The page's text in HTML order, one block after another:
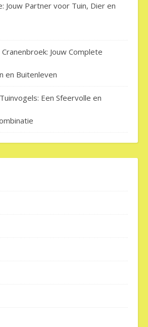
Jouw Partner voor Tuin, Dier en
Jouw Complete
en Buitenleven
Een Sfeervolle en